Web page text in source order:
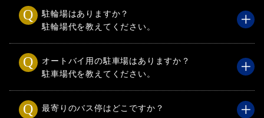
駐輪場はありますか？
駐輪場代を教えてください。
オートバイ用の駐車場はありますか？
駐車場代を教えてください。
最寄りのバス停はどこですか？